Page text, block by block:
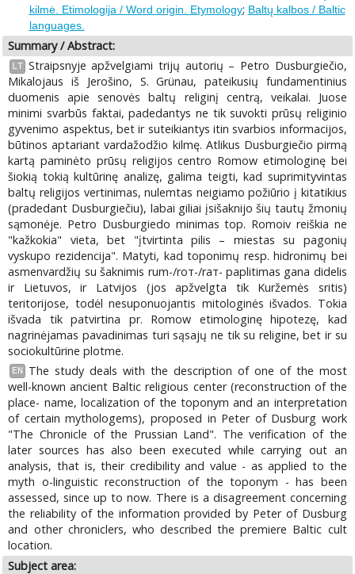
kilmė. Etimologija / Word origin. Etymology; Baltų kalbos / Baltic
languages.
Summary / Abstract:
LT Straipsnyje apžvelgiami trijų autorių – Petro Dusburgiečio,
Mikalojaus iš Jerošino, S. Grünau, pateikusių fundamentinius
duomenis apie senovės baltų religinį centrą, veikalai. Juose
minimi svarbūs faktai, padedantys ne tik suvokti prūsų religinio
gyvenimo aspektus, bet ir suteikiantys itin svarbios informacijos,
būtinos aptariant vardažodžio kilmę. Atlikus Dusburgiečio pirmą
kartą paminėto prūsų religijos centro Romow etimologinę bei
šiokią tokią kultūrinę analizę, galima teigti, kad suprimityvintas
baltų religijos vertinimas, nulemtas neigiamo požiūrio į kitatikius
(pradedant Dusburgiečiu), labai giliai įsišaknijo šių tautų žmonių
sąmonėje. Petro Dusburgiedo minimas top. Romoiv reiškia ne
"kažkokia" vieta, bet "įtvirtinta pilis – miestas su pagonių
vyskupo rezidencija". Matyti, kad toponimų resp. hidronimų bei
asmenvardžių su šaknimis rum-/roт-/rат- paplitimas gana didelis
ir Lietuvos, ir Latvijos (jos apžvelgta tik Kuržemės sritis)
teritorijose, todėl nesuponuojantis mitologinės išvados. Tokia
išvada tik patvirtina pr. Romow etimologinę hipotezę, kad
nagrinėjamas pavadinimas turi sąsajų ne tik su religine, bet ir su
sociokultūrine plotme.
EN
The study deals with the description of one of the most
well-known ancient Baltic religious center (reconstruction of the
place- name, localization of the toponym and an interpretation
of certain mythologems), proposed in Peter of Dusburg work
"The Chronicle of the Prussian Land". The verification of the
later sources has also been executed while carrying out an
analysis, that is, their credibility and value - as applied to the
myth о-linguistic reconstruction of the toponym - has been
assessed, since up to now. There is a disagreement concerning
the reliability of the information provided by Peter of Dusburg
and other chroniclers, who described the premiere Baltic cult
location.
Subject area: